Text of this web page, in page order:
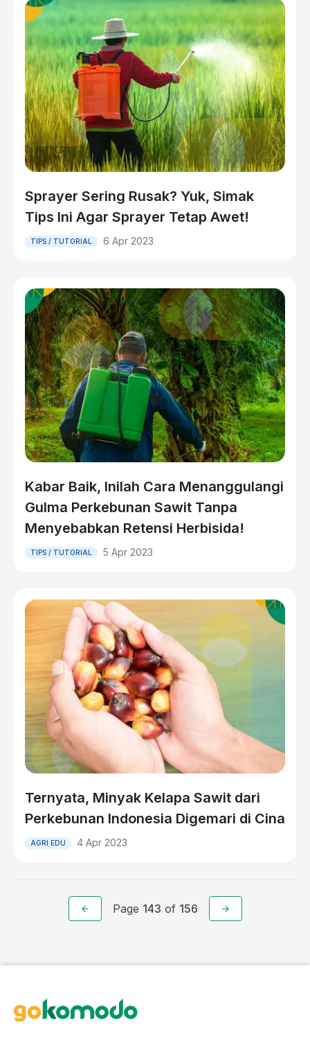
Sprayer Sering Rusak? Yuk, Simak
Tips Ini Agar Sprayer Tetap Awet!
TIPS / TUTORIAL 6 Apr 2023
Kabar Baik, Inilah Cara Menanggulangi
Gulma Perkebunan Sawit Tanpa
Menyebabkan Retensi Herbisida!
TIPS / TUTORIAL 5 Apr 2023
Ternyata, Minyak Kelapa Sawit dari
Perkebunan Indonesia Digemari di Cina
AGRI EDU 4 Apr 2023
Page 143 of 156